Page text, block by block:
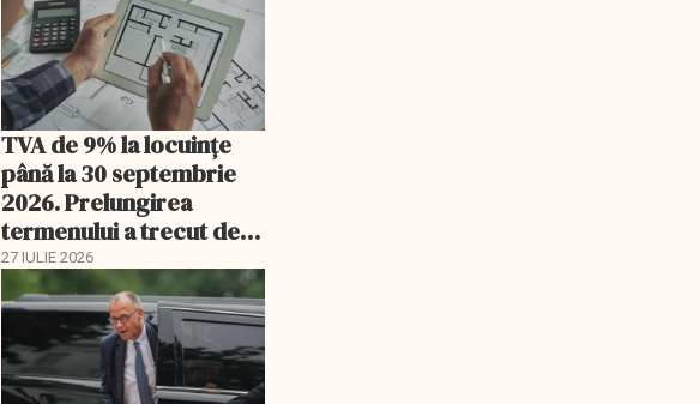
TVA de 9% la locuințe
până la 30 septembrie
2026. Prelungirea
termenului a trecut de
comisia din Parlament
27 IULIE 2026